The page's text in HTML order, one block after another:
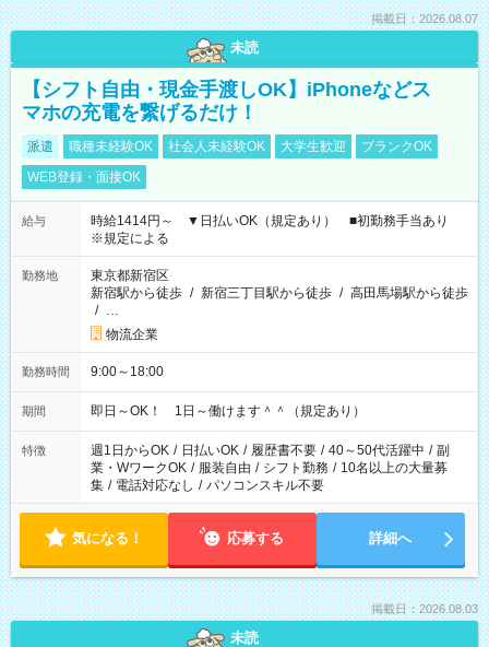
掲載日：2026.08.07
未読
【シフト自由・現金手渡しOK】iPhoneなどス
マホの充電を繋げるだけ！
派遣 職種未経験OK 社会人未経験OK 大学生歓迎
ブランクOK
WEB登録・面接OK
給与
時給1414円～ ▼日払いOK（規定あり） ■初勤務手当あり
※規定による
勤務地
東京都新宿区
新宿駅から徒歩 / 新宿三丁目駅から徒歩 / 高田馬場駅から徒歩
/ …
物流企業
勤務時間 9:00～18:00
期間 即日～OK！ 1日～働けます＾＾（規定あり）
特徴 週1日からOK / 日払いOK / 履歴書不要 / 40～50代活躍中 / 副
業・WワークOK / 服装自由 / シフト勤務 / 10名以上の大量募
集 / 電話対応なし / パソコンスキル不要
気になる！ 応募する 詳細へ
掲載日：2026.08.03
未読